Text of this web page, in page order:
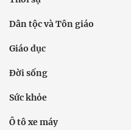
Dân tộc và Tôn giáo
Giáo dục
Đời sống
Sức khỏe
Ô tô xe máy